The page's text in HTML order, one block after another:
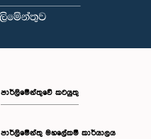
පාර්ලිමේන්තුවේ කටයුතු
පාර්ලිමේන්තු මහලේකම් කාර්යාලය